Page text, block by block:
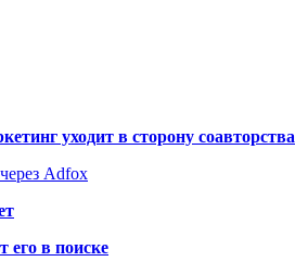
уходит в сторону соавторства
Adfox
в поиске